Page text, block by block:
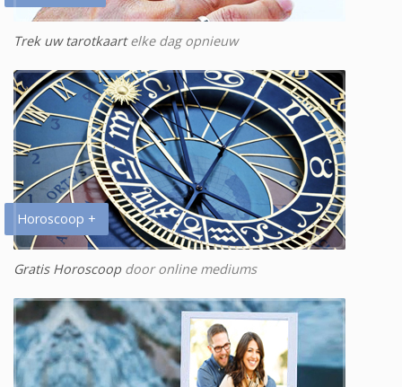
Trek uw tarotkaartelke dag opnieuw
Horoscoop +
Gratis Horoscoopdoor online mediums